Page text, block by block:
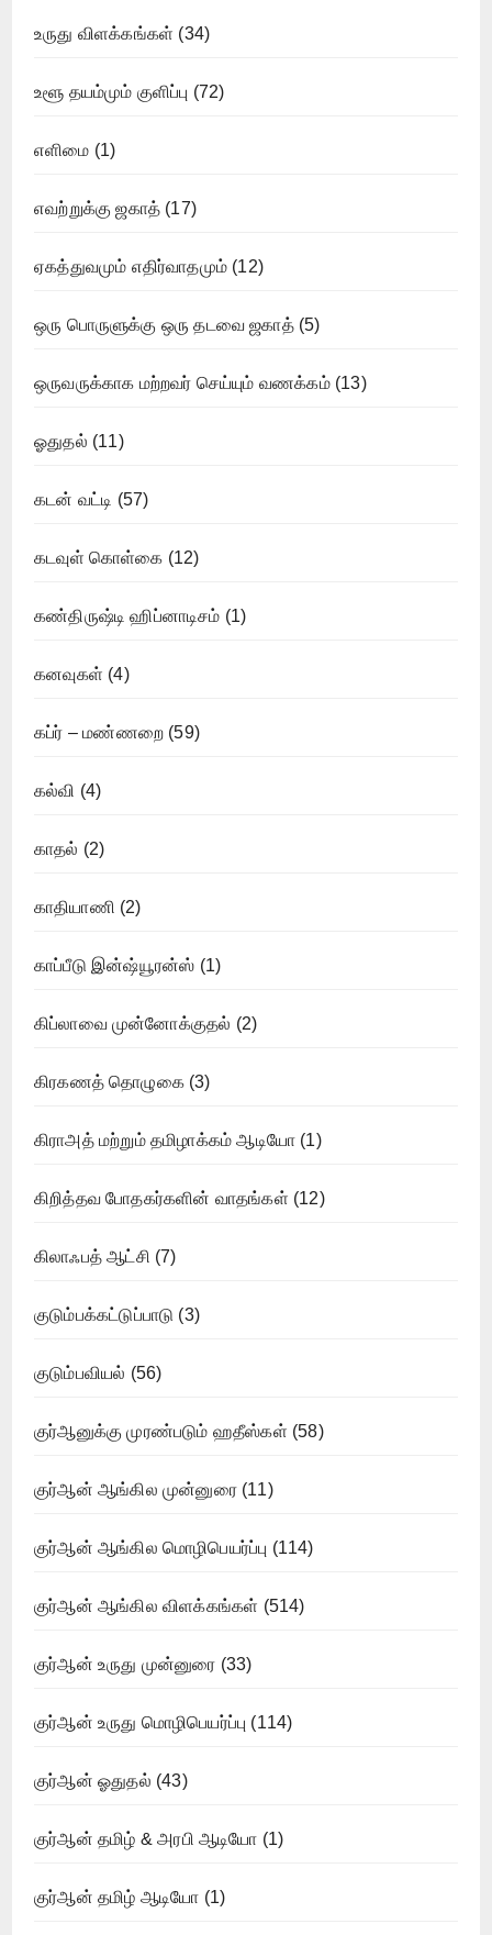
உருது விளக்கங்கள் (34)
உளூ தயம்மும் குளிப்பு (72)
எளிமை (1)
எவற்றுக்கு ஜகாத் (17)
ஏகத்துவமும் எதிர்வாதமும் (12)
ஒரு பொருளுக்கு ஒரு தடவை ஜகாத்(5)
ஒருவருக்காக மற்றவர் செய்யும் வணக்கம்(13)
ஓதுதல் (11)
கடன் வட்டி (57)
கடவுள் கொள்கை (12)
கண்திருஷ்டி ஹிப்னாடிசம் (1)
கனவுகள் (4)
கப்ர் – மண்ணறை (59)
கல்வி (4)
காதல் (2)
காதியாணி (2)
காப்பீடு இன்ஷ்யூரன்ஸ் (1)
கிப்லாவை முன்னோக்குதல் (2)
கிரகணத் தொழுகை(3)
கிராஅத் மற்றும் தமிழாக்கம் ஆடியோ (1)
கிறித்தவ போதகர்களின் வாதங்கள் (12)
கிலாஃபத் ஆட்சி (7)
குடும்பக்கட்டுப்பாடு (3)
குடும்பவியல் (56)
குர்ஆனுக்கு முரண்படும் ஹதீஸ்கள் (58)
குர்ஆன் ஆங்கில முன்னுரை(11)
குர்ஆன் ஆங்கில மொழிபெயர்ப்பு (114)
குர்ஆன் ஆங்கில விளக்கங்கள் (514)
குர்ஆன் உருது முன்னுரை (33)
குர்ஆன் உருது மொழிபெயர்ப்பு (114)
குர்ஆன் ஓதுதல் (43)
குர்ஆன் தமிழ் & அரபி ஆடியோ (1)
குர்ஆன் தமிழ் ஆடியோ (1)